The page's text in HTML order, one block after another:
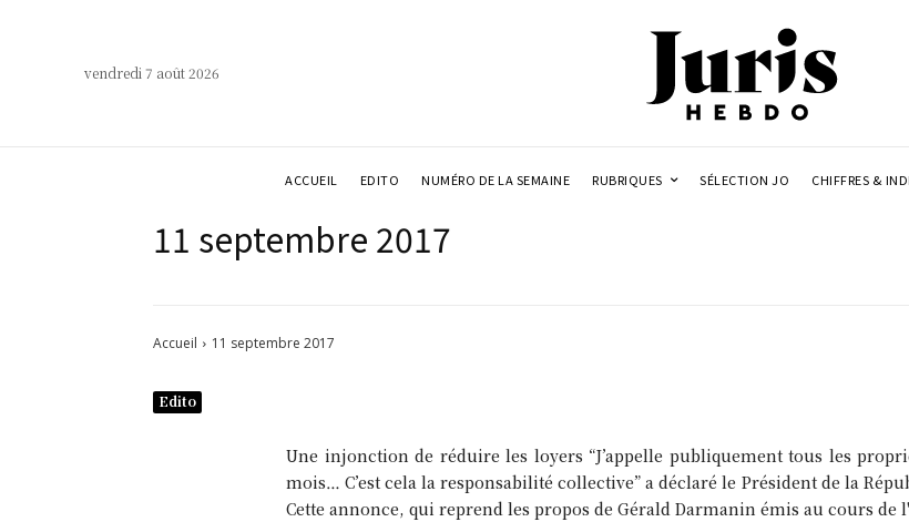
vendredi 7 août 2026
ACCUEIL EDITO NUMÉRO DE LA SEMAINE RUBRIQUES SÉLECTION JO CHIFFRES &
11 septembre 2017
Accueil 11 septembre 2017
Edito
Une injonction de réduire les loyers “J’appelle publiquement tous les
mois… C’est cela la responsabilité collective” a déclaré le Président de la
Cette annonce, qui reprend les propos de Gérald Darmanin émis au cours de